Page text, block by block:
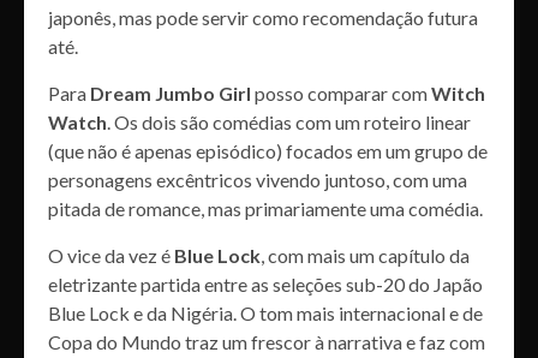
japonês, mas pode servir como recomendação futura
até.
Para Dream Jumbo Girl posso comparar comWitch
Watch. Os dois são comédias com um roteiro linear
(que não é apenas episódico) focados em um grupo de
personagens excêntricos vivendo juntoso, com uma
pitada de romance, mas primariamente uma comédia.
O vice da vez é Blue Lock, com mais um capítulo da
eletrizante partida entre as seleções sub-20 do Japão
Blue Lock e da Nigéria. O tom mais internacional e de
Copa do Mundo traz um frescor à narrativa e faz com